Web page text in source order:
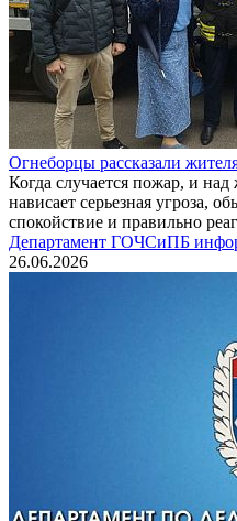
Огнеборцы рассказали
Когда случается пожар, и
нависает серьезная угроза,
спокойствие и правильно
Департамент ГОЧСиПБ
26.06.2026